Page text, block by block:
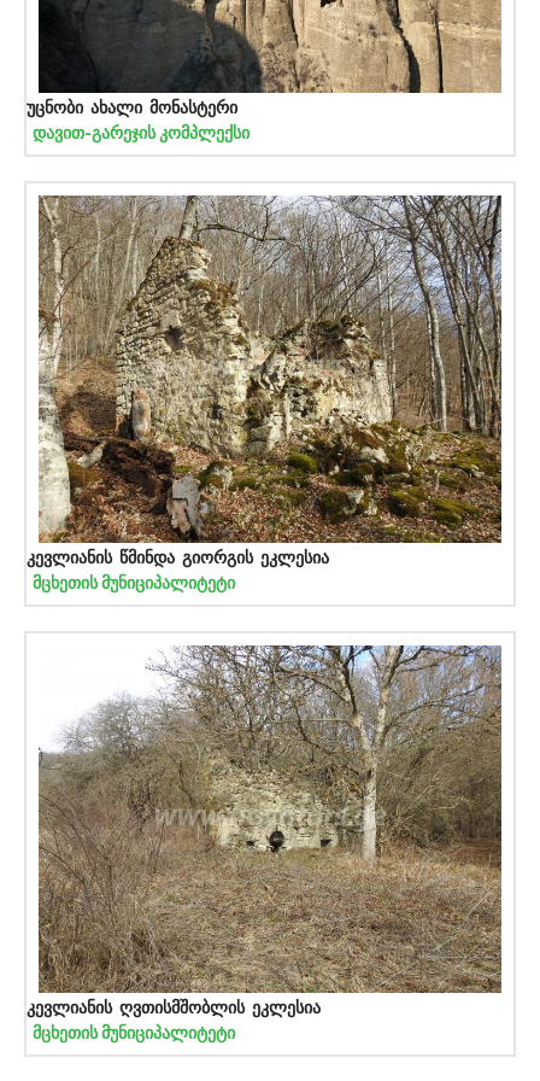
უცნობი ახალი მონასტერი
დავით-გარეჯის კომპლექსი
კევლიანის წმინდა გიორგის ეკლესია
მცხეთის მუნიციპალიტეტი
კევლიანის ღვთისმშობლის ეკლესია
მცხეთის მუნიციპალიტეტი